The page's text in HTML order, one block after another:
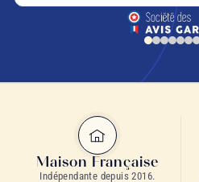
Maison Française
Indépendante depuis 2016.